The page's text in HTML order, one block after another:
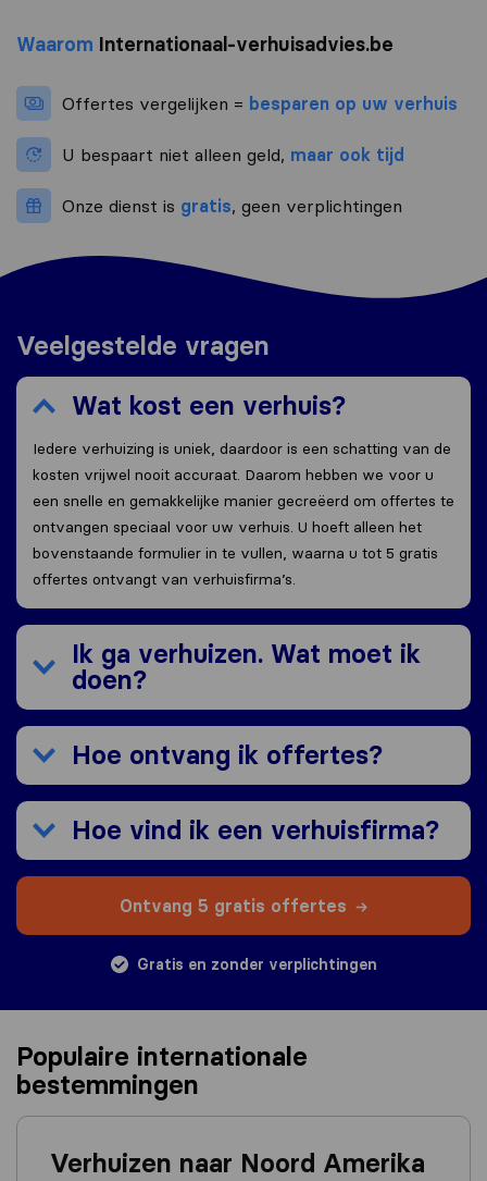
Waarom Internationaal-verhuisadvies.be
Offertes vergelijken = besparen op uw verhuis
U bespaart niet alleen geld, maar ook tijd
Onze dienst is gratis, geen verplichtingen
Veelgestelde vragen
Wat kost een verhuis?
Iedere verhuizing is uniek, daardoor is een schatting van de
kosten vrijwel nooit accuraat. Daarom hebben we voor u
een snelle en gemakkelijke manier gecreëerd om offertes te
ontvangen speciaal voor uw verhuis. U hoeft alleen het
bovenstaande formulier in te vullen, waarna u tot 5 gratis
offertes ontvangt van verhuisfirma’s.
Ik ga verhuizen. Wat moet ik
doen?
Hoe ontvang ik offertes?
Hoe vind ik een verhuisfirma?
Ontvang 5 gratis offertes
Gratis en zonder verplichtingen
Populaire internationale
bestemmingen
Verhuizen naar Noord Amerika